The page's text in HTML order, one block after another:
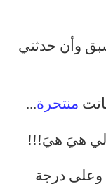
وأن حدثني
منتحرة...
لي هيَ هيَ!!!
وعلى درجة